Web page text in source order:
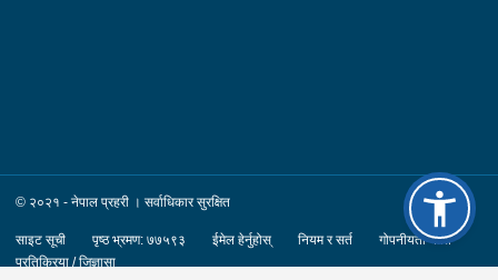
© २०२१ - नेपाल प्रहरी । सर्वाधिकार सुरक्षित
साइट सूची पृष्ठ भ्रमण: ७७५९३ ईमेल हेर्नुहोस् नियम र सर्त
गोपनीयता नीति
प्रतिक्रिया / जिज्ञासा